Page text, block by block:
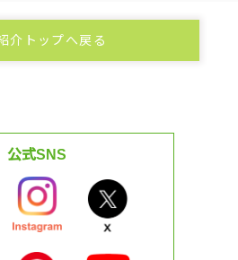
介トップへ戻る
公式SNS